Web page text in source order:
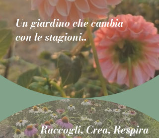
Un giardino che cambia
con le stagioni..
Raccogli, Crea,Respira